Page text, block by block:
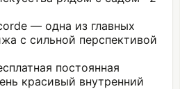
— одна из главных
с сильной перспективой
постоянная
красивый внутренний